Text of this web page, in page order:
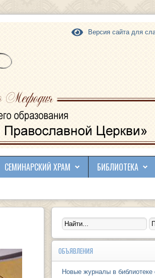
Версия сайта для
СЕМИНАРСКИЙ ХРАМ БИБЛИОТЕКА
ОБЪЯВЛЕНИЯ
Новые журналы в библиотеке